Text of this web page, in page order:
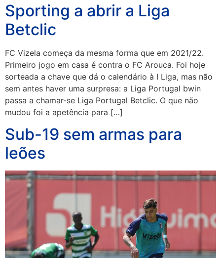
Sporting a abrir a Liga
Betclic
FC Vizela começa da mesma forma que em 2021/22.
Primeiro jogo em casa é contra o FC Arouca. Foi hoje
sorteada a chave que dá o calendário à I Liga, mas não
sem antes haver uma surpresa: a Liga Portugal bwin
passa a chamar-se Liga Portugal Betclic. O que não
mudou foi a apetência para […]
Sub-19 sem armas para
leões